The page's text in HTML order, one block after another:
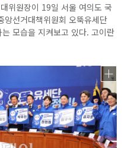
위원장이 19일 서울 여의도 국
앙선거대책위원회 오뚝유세단
모습을 지켜보고 있다. 고이란